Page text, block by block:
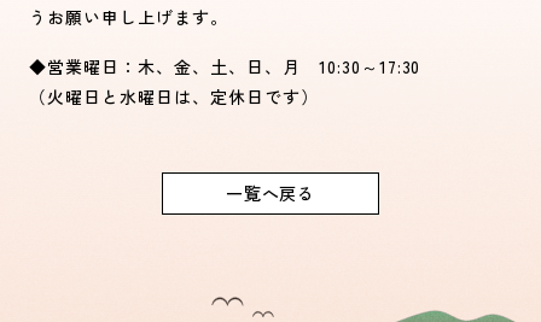
うお願い申し上げます。
◆営業曜日：木、金、土、日、月 10:30～17:30
（火曜日と水曜日は、定休日です）
一覧へ戻る